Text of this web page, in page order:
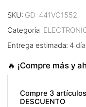
panel
panel
panel
panel
SKU: GD-441VC1552
Categoría
Entrega estimada: 4
🔥 ¡Compre más y
Compre 3
DESCUENTO